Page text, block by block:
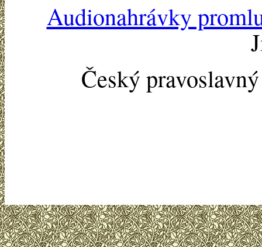
Audionahrávky
Český